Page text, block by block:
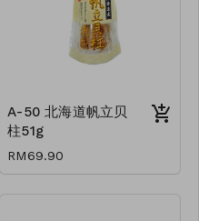
A-50 北海道帆立贝
柱51g
RM69.90